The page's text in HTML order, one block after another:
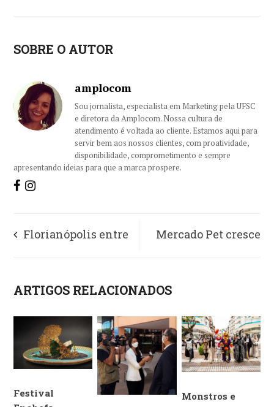
SOBRE O AUTOR
amplocom
Sou jornalista, especialista em Marketing pela UFSC
e diretora da Amplocom. Nossa cultura de
atendimento é voltada ao cliente. Estamos aqui para
servir bem aos nossos clientes, com proatividade,
disponibilidade, comprometimento e sempre
apresentando ideias para que a marca prospere.
Florianópolis entre
pet friendly do Brasil
Mercado Pet cresce
ARTIGOS RELACIONADOS
Festival
Monstros e